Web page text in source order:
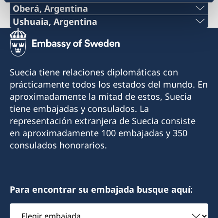
Por el momento no es posible recibir atención
consular en el Consulado.
Contacte a la Embajada por correo electrónico
ambassaden.buenos-aires@gov.se
Oberá, Argentina
Teléfono:
+54 9 11 51148132
consuladodesueciaenobera@gmail.com
Dirección:
La Rioja 355
3360 Oberá, Misiones
Argentina
Mónica Erasmie
Ushuaia, Argentina
Teléfono:
+54 2901 423240
Celular:
+54 9 2901 646428
Correo electrónico:
finsueushuaia@gmail.com
V9410BBE Ushuaia, Tierra del Fuego
Suecia tiene relaciones diplomáticas con
prácticamente todos los estados del mundo. En
aproximadamente la mitad de estos, Suecia
tiene embajadas y consulados. La
representación extranjera de Suecia consiste
en aproximadamente 100 embajadas y 350
consulados honorarios.
Para encontrar su embajada busque aquí:
Elegir